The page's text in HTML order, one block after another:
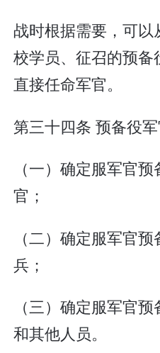
战时根据需要，可
校学员、征召的预备
直接任命军官。
第三十四条 预备役
（一）确定服军官
官；
（二）确定服军官
兵；
（三）确定服军官
和其他人员。